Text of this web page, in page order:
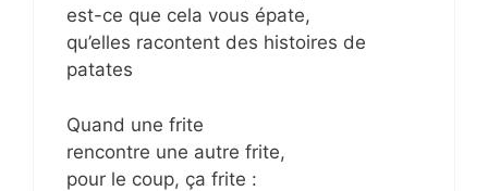
est-ce que cela vous épate,
qu’elles racontent des histoires de
patates
Quand une frite
rencontre une autre frite,
pour le coup, ça frite :